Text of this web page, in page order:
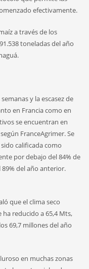
efectivamente.
a través de los
toneladas del año
y la escasez de
en Francia como en
se encuentran en
FranceAgrimer. Se
calificada como
por debajo del 84% de
del año anterior.
que el clima seco
ha reducido a 65,4 Mts,
69,7 millones del año
en muchas zonas